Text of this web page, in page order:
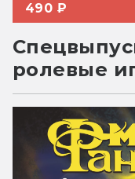
490 ₽
ролевые